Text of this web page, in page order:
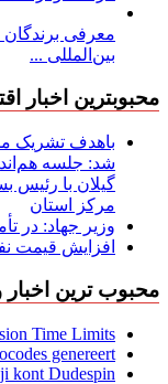
معرفی برندگان
بین‌المللی ...
محبوبترین اخبار
باهدف تشریک
شد: جلسه
گیلان با رئیس
مركز استان
وزیر جهاد: در
افزایش قیمت
محبوب ترین
Time Limits
genereert
kont Dudespin